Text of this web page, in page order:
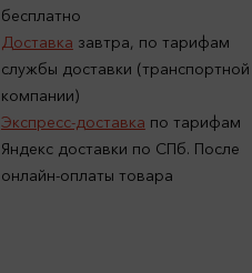
бесплатно
Доставка завтра, по тарифам
службы доставки (транспортной
компании)
Экспресс-доставка по тарифам
Яндекс доставки по СПб. После
онлайн-оплаты товара